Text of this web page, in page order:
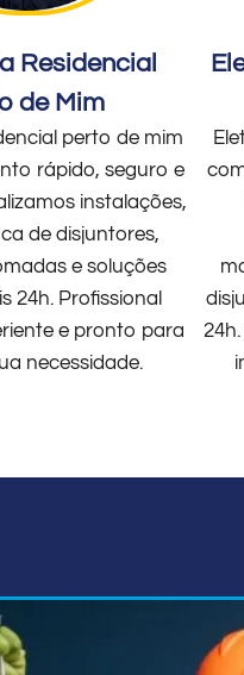
Residencial
de Mim
perto de mim
rápido, seguro e
instalações,
de disjuntores,
e soluções
24h. Profissional
e pronto para
necessidade.